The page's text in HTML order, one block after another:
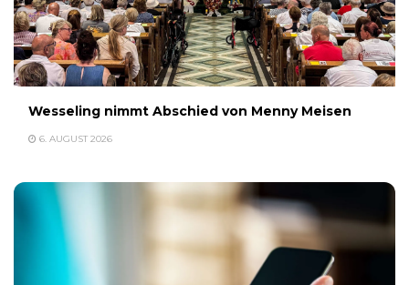
Wesseling nimmt Abschied von Menny Meisen
6. AUGUST 2026